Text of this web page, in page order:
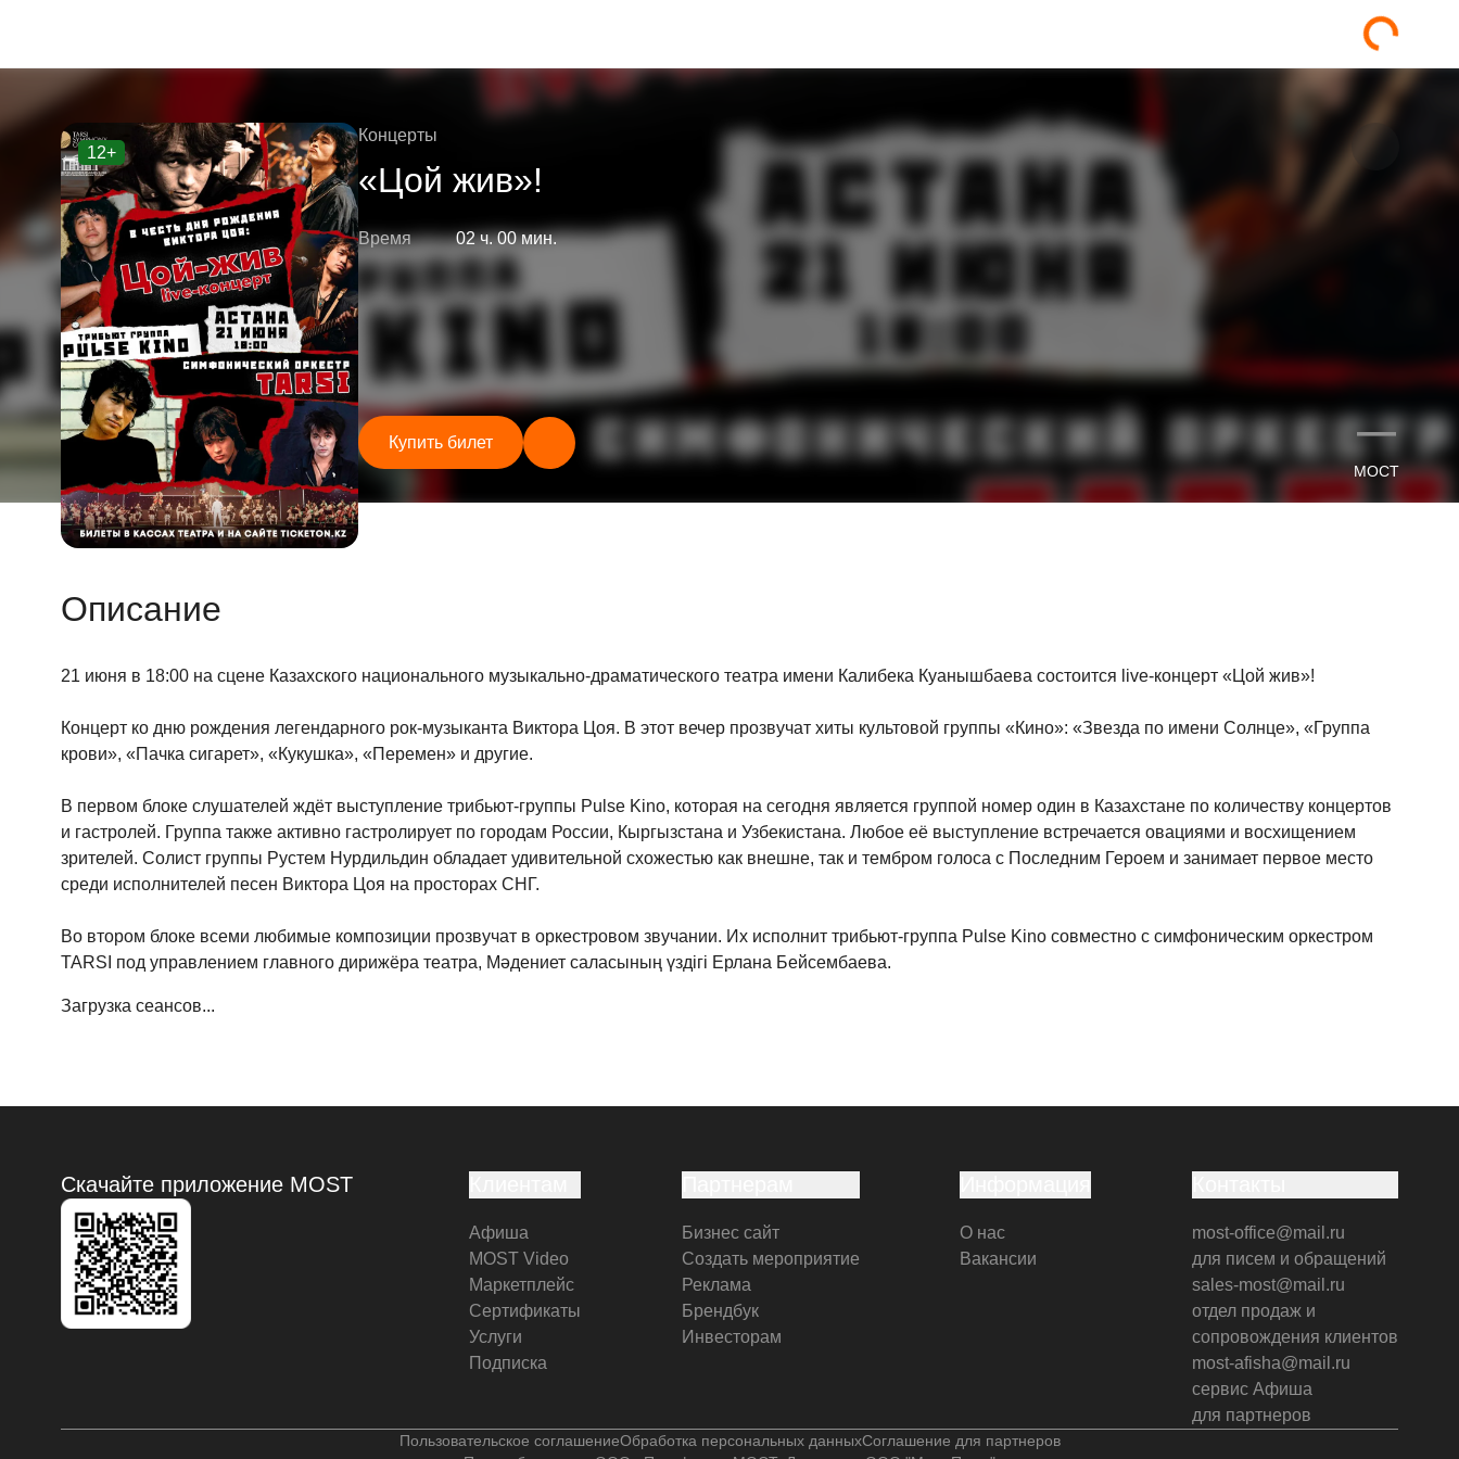
12+
Концерты
«Цой жив»!
Время 02 ч. 00 мин.
Купить билет —
МОСТ
Описание
21 июня в 18:00 на сцене Казахского национального музыкально-драматического театра имени Калибека Куанышбаева состоится live-концерт «Цой жив»!
Концерт ко дню рождения легендарного рок-музыканта Виктора Цоя. В этот вечер прозвучат хиты культовой группы «Кино»: «Звезда по имени Солнце», «Группа
крови», «Пачка сигарет», «Кукушка», «Перемен» и другие.
В первом блоке слушателей ждёт выступление трибьют-группы Pulse Kino, которая на сегодня является группой номер один в Казахстане по количеству концертов
и гастролей. Группа также активно гастролирует по городам России, Кыргызстана и Узбекистана. Любое её выступление встречается овациями и восхищением
зрителей. Солист группы Рустем Нурдильдин обладает удивительной схожестью как внешне, так и тембром голоса с Последним Героем и занимает первое место
среди исполнителей песен Виктора Цоя на просторах СНГ.
Во втором блоке всеми любимые композиции прозвучат в оркестровом звучании. Их исполнит трибьют-группа Pulse Kino совместно с симфоническим оркестром
TARSI под управлением главного дирижёра театра, Мәдениет саласының үздігі Ерлана Бейсембаева.
Загрузка сеансов...
Скачайте приложение MOST
Афиша
MOST Video
Маркетплейс
Сертификаты
Услуги
Подписка
Бизнес сайт
Создать мероприятие
Реклама
Брендбук
Инвесторам
О нас
Вакансии
most-office@mail.ru
для писем и обращений
sales-most@mail.ru
отдел продаж и
сопровождения клиентов
most-afisha@mail.ru
сервис Афиша
для партнеров
Пользовательское соглашениеОбработка персональных данныхСоглашение для партнеров